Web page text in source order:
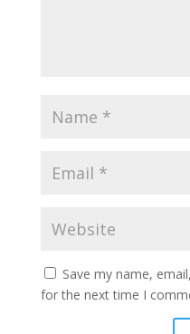
Save my name,
for the next time I